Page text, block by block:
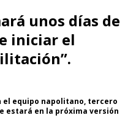
unos días de
iniciar el
el equipo napolitano, tercero
estará en la próxima versión